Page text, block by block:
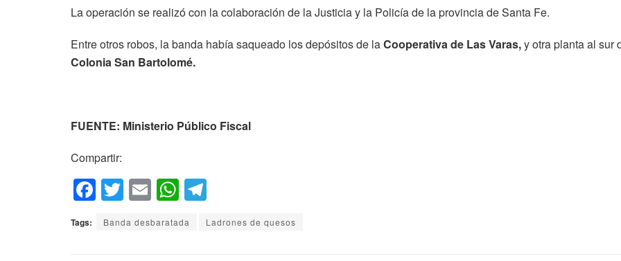
La operación se realizó con la colaboración de la Justicia y la Policía de la provincia de Santa Fe.
Entre otros robos, la banda había saqueado los depósitos de laCooperativa de Las Varas,y otra planta al sur
Colonia San Bartolomé.
FUENTE: Ministerio Público Fiscal
Compartir:
F
a
c
T
wi
tt
E
m
ail
W
h
at
el
e
Tags: Banda desbaratada Ladrones de quesos